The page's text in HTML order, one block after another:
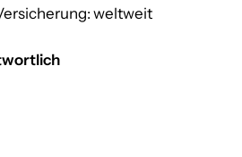
weltweit